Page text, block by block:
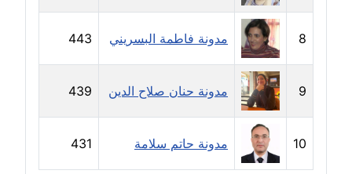
مدونة حسن غريب
معلق
مدونة حسن محي الدين
متوفي
مدونة حسين العلي
عاملة
8 مدونة فاطمة البسريني 443
9 مدونة حنان صلاح الدين 439
10 مدونة حاتم سلامة 431